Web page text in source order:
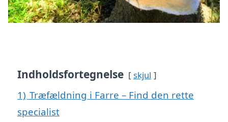
Indholdsfortegnelse skjul
1) Træfældning i Farre – Find den rette
specialist